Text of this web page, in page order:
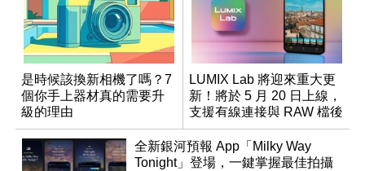
是時候該換新相機了嗎？7
個你手上器材真的需要升
級的理由
LUMIX Lab 將迎來重大更
新！將於 5 月 20 日上線，
支援有線連接與 RAW 檔後
製
全新銀河預報 App「Milky Way
Tonight」登場，一鍵掌握最佳拍攝